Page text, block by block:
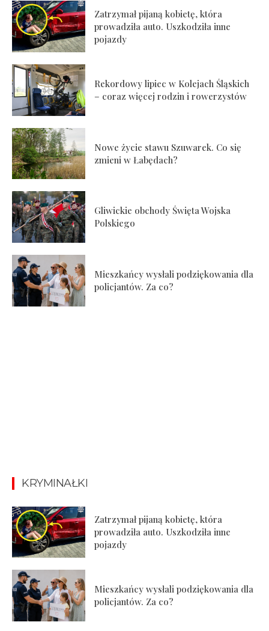
Zatrzymał pijaną kobietę, która
prowadziła auto. Uszkodziła inne
pojazdy
Rekordowy lipiec w Kolejach Śląskich
– coraz więcej rodzin i rowerzystów
Nowe życie stawu Szuwarek. Co się
zmieni w Łabędach?
Gliwickie obchody Święta Wojska
Polskiego
Mieszkańcy wysłali podziękowania dla
policjantów. Za co?
KRYMINAŁKI
Zatrzymał pijaną kobietę, która
prowadziła auto. Uszkodziła inne
pojazdy
Mieszkańcy wysłali podziękowania dla
policjantów. Za co?